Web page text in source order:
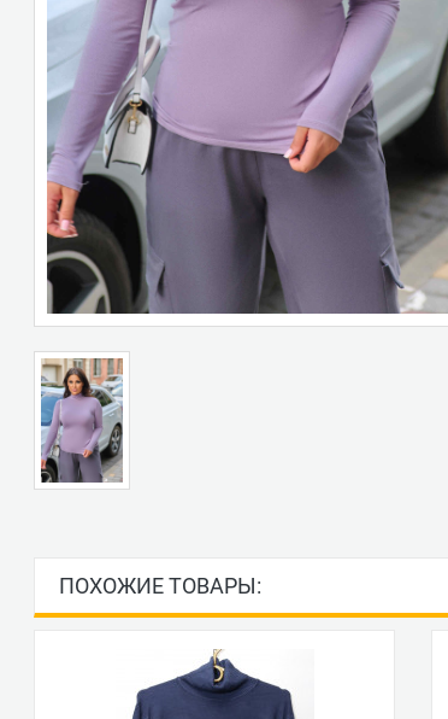
ПОХОЖИЕ ТОВАРЫ: